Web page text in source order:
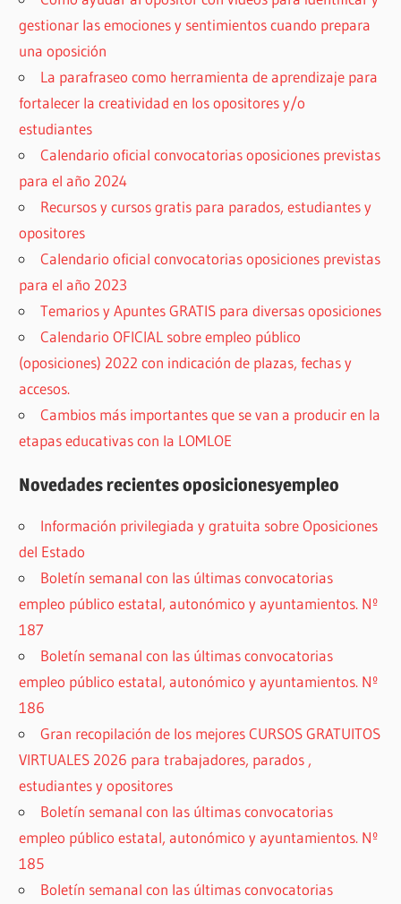
gestionar las emociones y sentimientos cuando prepara
una oposición
La parafraseo como herramienta de aprendizaje para
fortalecer la creatividad en los opositores y/o
estudiantes
Calendario oficial convocatorias oposiciones previstas
para el año 2024
Recursos y cursos gratis para parados, estudiantes y
opositores
Calendario oficial convocatorias oposiciones previstas
para el año 2023
Temarios y Apuntes GRATIS para diversas oposiciones
Calendario OFICIAL sobre empleo público
(oposiciones) 2022 con indicación de plazas, fechas y
accesos.
Cambios más importantes que se van a producir en la
etapas educativas con la LOMLOE
Novedades recientes oposicionesyempleo
Información privilegiada y gratuita sobre Oposiciones
del Estado
Boletín semanal con las últimas convocatorias
empleo público estatal, autonómico y ayuntamientos. Nº
187
Boletín semanal con las últimas convocatorias
empleo público estatal, autonómico y ayuntamientos. Nº
186
Gran recopilación de los mejores CURSOS GRATUITOS
VIRTUALES 2026 para trabajadores, parados ,
estudiantes y opositores
Boletín semanal con las últimas convocatorias
empleo público estatal, autonómico y ayuntamientos. Nº
185
Boletín semanal con las últimas convocatorias